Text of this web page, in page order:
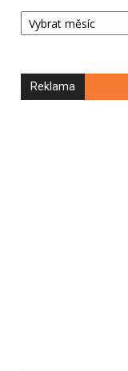
Archiv
Reklama